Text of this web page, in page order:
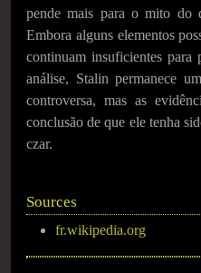
pende mais para o mito do
Embora alguns elementos
continuam insuficientes
análise, Stalin permanece
controversa, mas as
conclusão de que ele tenha
czar.
Sources
fr.wikipedia.org